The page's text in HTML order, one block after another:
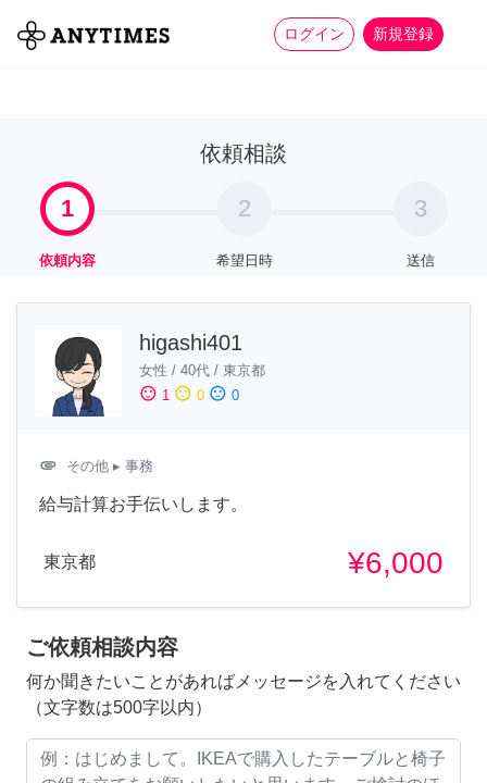
ログイン 新規登録
全て 家事 more_horiz
依頼相談
1
依頼内容
2
希望日時
3
送信
higashi401
女性 / 40代 / 東京都
sentiment_satisfied 1 sentiment_neutral 0 sentiment_dissatisfied 0
attachment その他 ▸ 事務
給与計算お手伝いします。
東京都 ¥6,000
ご依頼相談内容
何か聞きたいことがあればメッセージを入れてください
（文字数は500字以内）